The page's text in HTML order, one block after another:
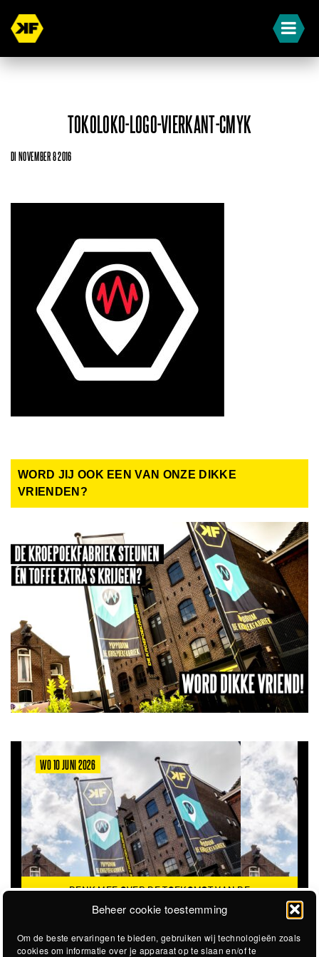
Beheer cookie toestemming
Om de beste ervaringen te bieden, gebruiken wij technologieën zoals
cookies om informatie over je apparaat op te slaan en/of te
TOKOLOKO-LOGO-VIERKANT-CMYK
DI NOVEMBER 8 2016
WORD JIJ OOK EEN VAN ONZE DIKKE
VRIENDEN?
WO 10 JUNI 2026
DENK MEE OVER DE TOEKOMST VAN DE
KROEPOEKFABRIEK